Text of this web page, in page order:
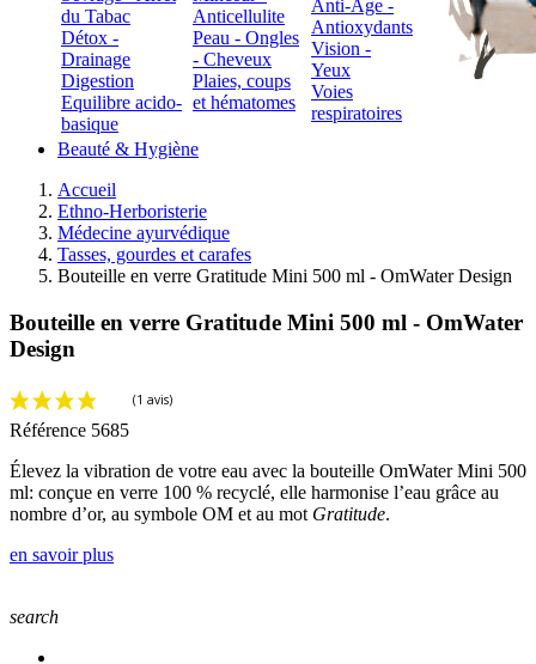
du Tabac
Détox -
Drainage
Digestion
Equilibre acido-
basique
Anticellulite
Peau - Ongles
- Cheveux
Plaies, coups
et hématomes
Anti-Âge -
Antioxydants
Vision -
Yeux
Voies
respiratoires
Beauté & Hygiène
Accueil
Ethno-Herboristerie
Médecine ayurvédique
Tasses, gourdes et carafes
Bouteille en verre Gratitude Mini 500 ml - OmWater Design
Bouteille en verre Gratitude Mini 500 ml - OmWater
Design
Référence 5685
Élevez la vibration de votre eau avec la bouteille OmWater Mini 500
ml: conçue en verre 100 % recyclé, elle harmonise l’eau grâce au
nombre d’or, au symbole OM et au mot Gratitude.
en savoir plus
search